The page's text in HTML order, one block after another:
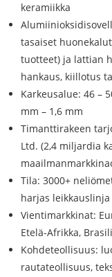
keramiikka
tasaiset
tuotteet) ja lattian
hankaus, kiillotus
Karkeusalue: 46 –
mm – 1,6 mm
Timanttirakeen
Ltd. (2,4 miljardia
Tila: 3000+
harjas leikkauslinja
Vientimarkkinat:
Etelä-Afrikka,
Kohdeteollisuus:
rautateollisuus,